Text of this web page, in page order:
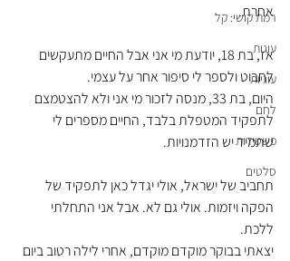
רמת קושי: קל
עוגות
עוגיות
לחם
פשטידות
סלטים
אחרת.
אז, בת 18, יודעת מי אני אבל החיים מתעקשים
לחבוט ולספר לי סיפור אחר על עצמי.
היום, בת 33, מנסה לזכור מי אני ולא להצטמצם
לתפקיד המטפלת בלבד, החיים מספרים לי
שתמיד יש הזדמנויות.
תחביב של ישראל, אולי יגדל כאן לתפקיד של
הפקה ויזמות. אולי גם לא. אבל אני התחלתי
ללכת.
יצאתי בבוקר מוקדם מוקדם, אחרי לילה רטוב ביום